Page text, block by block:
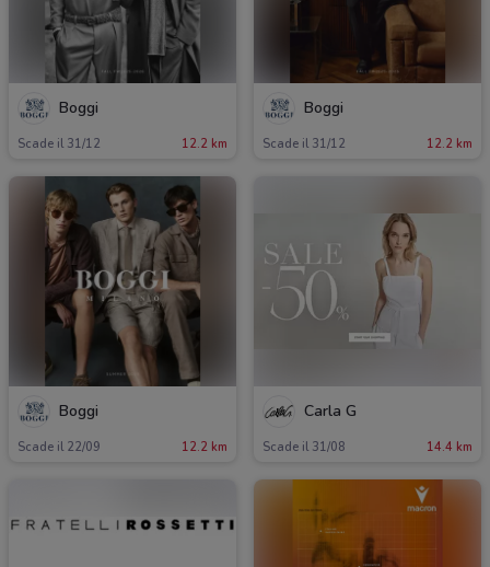
Boggi
Scade il 31/12 12.2 km
Boggi
Scade il 31/12 12.2 km
Boggi
Scade il 22/09 12.2 km
Carla G
Scade il 31/08 14.4 km